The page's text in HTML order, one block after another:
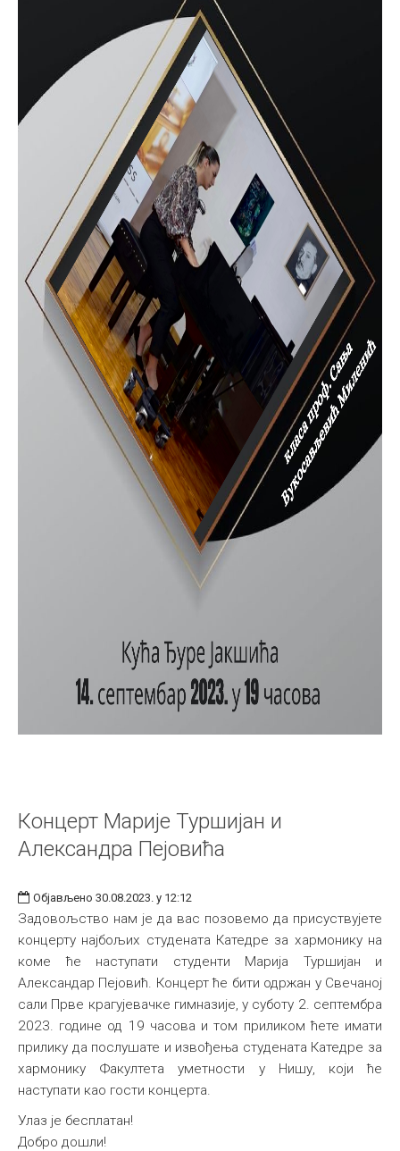
Концерт Марије Туршијан и
Александра Пејовића
Објављено 30.08.2023. у 12:12
Задовољство нам је да вас позовемо да присуствујете
концерту најбољих студената Катедре за хармонику на
коме ће наступати студенти Марија Туршијан и
Александар Пејовић. Концерт ће бити одржан у Свечаној
сали Прве крагујевачке гимназије, у суботу 2. септембра
2023. године од 19 часова и том приликом ћете имати
прилику да послушате и извођења студената Катедре за
хармонику Факултета уметности у Нишу, који ће
наступати као гости концерта.
Улаз је бесплатан!
Добро дошли!